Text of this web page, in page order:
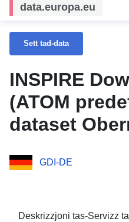
data.europa.eu
Sett tad-data
INSPIRE
(ATOM
dataset
GDI-DE
Deskrizzjoni tas-Servizz